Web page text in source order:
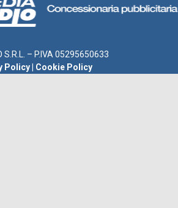
S.R.L. – P.IVA 05295650633
Policy
Cookie Policy